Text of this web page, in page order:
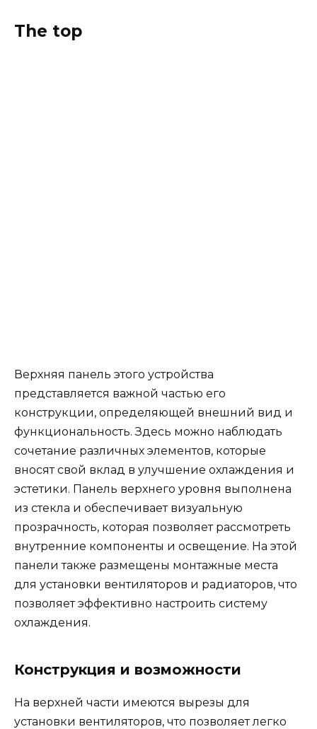
The top
Верхняя панель этого устройства
представляется важной частью его
конструкции, определяющей внешний вид и
функциональность. Здесь можно наблюдать
сочетание различных элементов, которые
вносят свой вклад в улучшение охлаждения и
эстетики. Панель верхнего уровня выполнена
из стекла и обеспечивает визуальную
прозрачность, которая позволяет рассмотреть
внутренние компоненты и освещение. На этой
панели также размещены монтажные места
для установки вентиляторов и радиаторов, что
позволяет эффективно настроить систему
охлаждения.
Конструкция и возможности
На верхней части имеются вырезы для
установки вентиляторов, что позволяет легко